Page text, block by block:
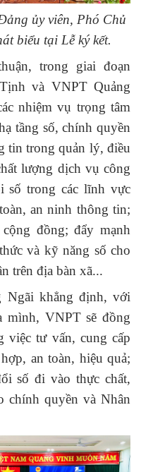
ủy viên, Phó Chủ
biểu tại Lễ ký kết.
trong giai đoạn
và VNPT Quảng
nhiệm vụ trọng tâm
tầng số, chính quyền
tin trong quản lý, điều
lượng dịch vụ công
số trong các lĩnh vực
an ninh thông tin;
đồng; đẩy mạnh
và kỹ năng số cho
trên địa bàn xã...
Ngãi khẳng định, với
mình, VNPT sẽ đồng
việc tư vấn, cung cấp
an toàn, hiệu quả;
số đi vào thực chất,
chính quyền và Nhân